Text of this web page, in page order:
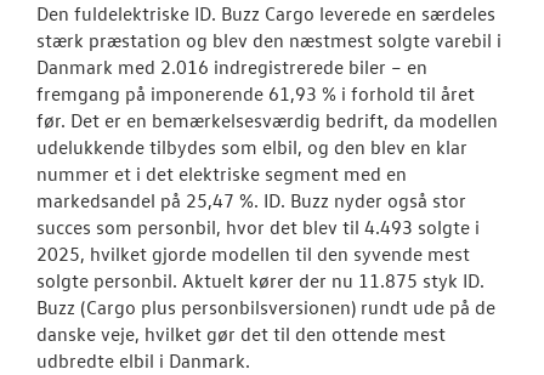
Den fuldelektriske ID. Buzz Cargo leverede en særdeles
stærk præstation og blev den næstmest solgte varebil i
Danmark med 2.016 indregistrerede biler – en
fremgang på imponerende 61,93 % i forhold til året
før. Det er en bemærkelsesværdig bedrift, da modellen
udelukkende tilbydes som elbil, og den blev en klar
nummer et i det elektriske segment med en
markedsandel på 25,47 %. ID. Buzz nyder også stor
succes som personbil, hvor det blev til 4.493 solgte i
2025, hvilket gjorde modellen til den syvende mest
solgte personbil. Aktuelt kører der nu 11.875 styk ID.
Buzz (Cargo plus personbilsversionen) rundt ude på de
danske veje, hvilket gør det til den ottende mest
udbredte elbil i Danmark.